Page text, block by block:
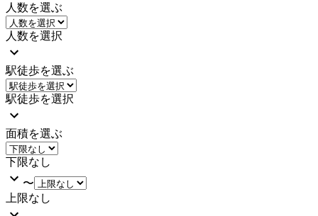
人数を選ぶ
人数を選択
駅徒歩を選ぶ
駅徒歩を選択
面積を選ぶ
下限なし
〜
上限なし